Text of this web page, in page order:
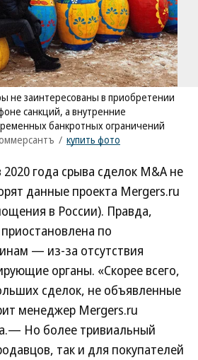
не заинтересованы в приобретении
санкций, а внутренние
банкротных ограничений
/ купить фото
года срыва сделок M&A не
данные проекта Mergers.ru
в России). Правда,
по
— из-за отсутствия
органы. «Скорее всего,
сделок, не объявленные
менеджер Mergers.ru
Но более тривиальный
так и для покупателей